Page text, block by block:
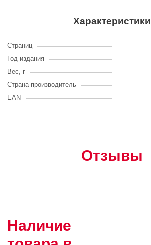
Характеристики
Страниц
Год издания
Вес, г
Страна производитель
EAN
Отзывы
Наличие